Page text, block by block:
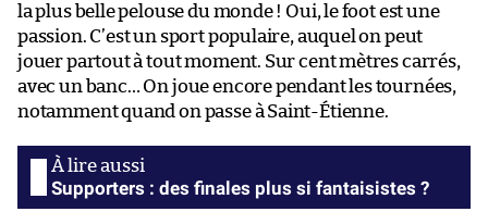
la plus belle pelouse du monde ! Oui, le foot est une
passion. C’est un sport populaire, auquel on peut
jouer partout à tout moment. Sur cent mètres carrés,
avec un banc… On joue encore pendant les tournées,
notamment quand on passe à Saint-Étienne.
Supporters : des finales plus si fantaisistes ?